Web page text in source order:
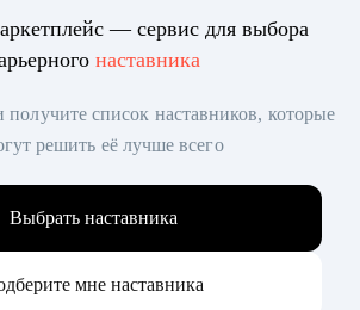
— сервис для выбора
наставника
получите список наставников, которые
решить её лучше всего
Выбрать наставника
мне наставника